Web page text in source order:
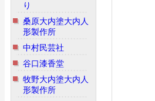
り
桑原大内塗大内人
形製作所
中村民芸社
谷口漆香堂
牧野大内塗大内人
形製作所